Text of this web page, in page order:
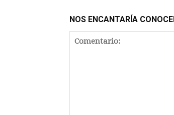
NOS ENCANTARÍA